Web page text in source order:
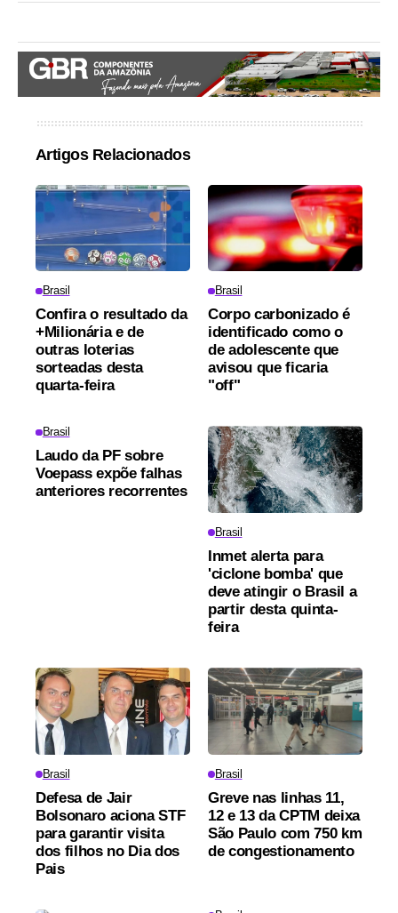
Artigos Relacionados
Brasil
Confira o resultado da
+Milionária e de
outras loterias
sorteadas desta
quarta-feira
Brasil
Corpo carbonizado é
identificado como o
de adolescente que
avisou que ficaria
"off"
Brasil
Laudo da PF sobre
Voepass expõe falhas
anteriores recorrentes
Brasil
Inmet alerta para
'ciclone bomba' que
deve atingir o Brasil a
partir desta quinta-
feira
Brasil
Defesa de Jair
Bolsonaro aciona STF
para garantir visita
dos filhos no Dia dos
Pais
Brasil
Greve nas linhas 11,
12 e 13 da CPTM deixa
São Paulo com 750 km
de congestionamento